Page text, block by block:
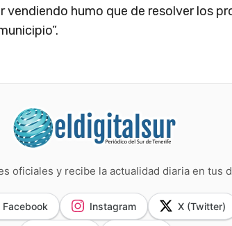
vendiendo humo que de resolver los
oficiales y recibe la actualidad diaria en tus
Facebook Instagram X (Twitter)